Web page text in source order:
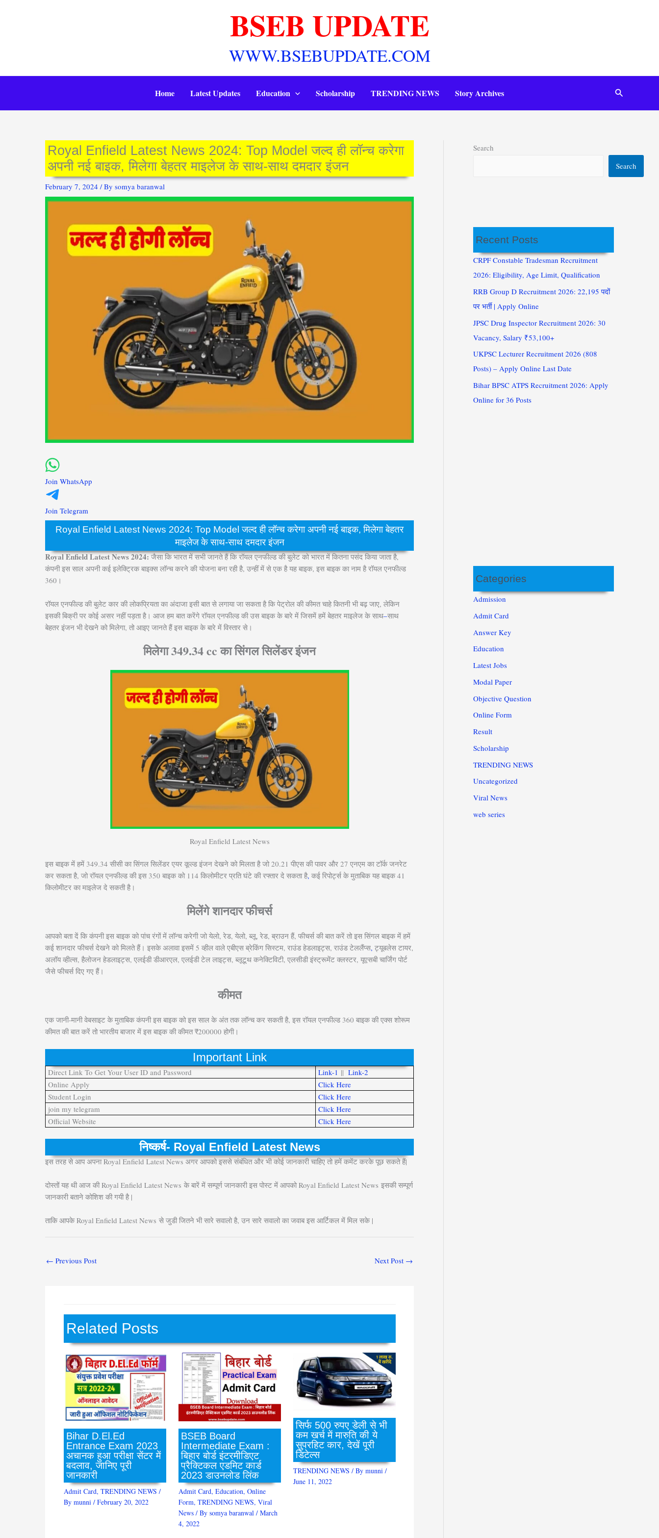
BSEB UPDATE
WWW.BSEBUPDATE.COM
Home Latest Updates Education Scholarship TRENDING NEWS Story Archives Search
Royal Enfield Latest News 2024: Top Model जल्द ही लॉन्च करेगा
अपनी नई बाइक, मिलेगा बेहतर माइलेज के साथ-साथ दमदार इंजन
February 7, 2024 / By somya baranwal
Join WhatsApp
Join Telegram
Royal Enfield Latest News 2024: Top Model जल्द ही लॉन्च करेगा अपनी नई बाइक, मिलेगा बेहतर
माइलेज के साथ-साथ दमदार इंजन
Royal Enfield Latest News 2024:जैसा कि भारत में सभी जानते हैं कि रॉयल एनफील्ड की बुलेट को भारत में कितना पसंद किया जाता है,
कंपनी इस साल अपनी कई इलेक्ट्रिक बाइक्स लॉन्च करने की योजना बना रही है, उन्हीं में से एक है यह बाइक, इस बाइक का नाम है रॉयल एनफील्ड
360।
रॉयल एनफील्ड की बुलेट कार की लोकप्रियता का अंदाजा इसी बात से लगाया जा सकता है कि पेट्रोल की कीमत चाहे कितनी भी बढ़ जाए, लेकिन
इसकी बिक्री पर कोई असर नहीं पड़ता है। आज हम बात करेंगे रॉयल एनफील्ड की उस बाइक के बारे में जिसमें हमें बेहतर माइलेज के साथ–साथ
बेहतर इंजन भी देखने को मिलेगा, तो आइए जानते हैं इस बाइक के बारे में विस्तार से।
मिलेगा 349.34 cc का सिंगल सिलेंडर इंजन
Royal Enfield Latest News
इस बाइक में हमें 349.34 सीसी का सिंगल सिलेंडर एयर कूल्ड इंजन देखने को मिलता है जो 20.21 पीएस की पावर और 27 एनएम का टॉर्क जनरेट
कर सकता है, जो रॉयल एनफील्ड की इस 350 बाइक को 114 किलोमीटर प्रति घंटे की रफ्तार दे सकता है, कई रिपोर्ट्स के मुताबिक यह बाइक 41
किलोमीटर का माइलेज दे सकती है।
मिलेंगे शानदार फीचर्स
आपको बता दें कि कंपनी इस बाइक को पांच रंगों में लॉन्च करेगी जो येलो, रेड, येलो, ब्लू, रेड, ब्राउन हैं, फीचर्स की बात करें तो इस सिंगल बाइक में हमें
कई शानदार फीचर्स देखने को मिलते हैं। इसके अलावा इसमें 5 व्हील वाले एबीएस ब्रेकिंग सिस्टम, राउंड हेडलाइट्स, राउंड टेललैंप्स, ट्यूबलेस टायर,
अलॉय व्हील्स, हैलोजन हेडलाइट्स, एलईडी डीआरएल, एलईडी टेल लाइट्स, ब्लूटूथ कनेक्टिविटी, एलसीडी इंस्ट्रूमेंट क्लस्टर, यूएसबी चार्जिंग पोर्ट
जैसे फीचर्स दिए गए हैं।
कीमत
एक जानी-मानी वेबसाइट के मुताबिक कंपनी इस बाइक को इस साल के अंत तक लॉन्च कर सकती है, इस रॉयल एनफील्ड 360 बाइक की एक्स शोरूम
कीमत की बात करें तो भारतीय बाजार में इस बाइक की कीमत ₹200000 होगी।
Important Link
Direct Link To Get Your User ID and Password Link-1 || Link-2
Online Apply
Click Here
Student Login
Click Here
join my telegram
Click Here
Official Website
Click Here
निष्कर्ष- Royal Enfield Latest News
इस तरह से आप अपना Royal Enfield Latest News अगर आपको इससे संबंधित और भी कोई जानकारी चाहिए तो हमें कमेंट करके पूछ सकते हैं|
दोस्तों यह थी आज की Royal Enfield Latest News के बारें में सम्पूर्ण जानकारी इस पोस्ट में आपको Royal Enfield Latest News इसकी सम्पूर्ण
जानकारी बताने कोशिश की गयी है |
ताकि आपके Royal Enfield Latest News से जुडी जितने भी सारे सवालो है, उन सारे सवालो का जवाब इस आर्टिकल में मिल सके |
← Previous Post Next Post →
Related Posts
Bihar D.El.Ed
Entrance Exam 2023
अचानक हुआ परीक्षा सेंटर में
बदलाव, जानिए पूरी
जानकारी
Admit Card, TRENDING NEWS /
By munni / February 20, 2022
BSEB Board
Intermediate Exam :
बिहार बोर्ड इंटरमीडिएट
प्रैक्टिकल एडमिट कार्ड
2023 डाउनलोड लिंक
Admit Card, Education, Online
Form, TRENDING NEWS, Viral
News/ By somya baranwal / March
4, 2022
सिर्फ 500 रुपए डेली से भी
कम खर्च में मारुति की ये
सुपरहिट कार, देखें पूरी
डिटेल्स
TRENDING NEWS / By munni /
June 11, 2022
Search
Search
Recent Posts
CRPF Constable Tradesman Recruitment
2026: Eligibility, Age Limit, Qualification
RRB Group D Recruitment 2026: 22,195 पदों
पर भर्ती | Apply Online
JPSC Drug Inspector Recruitment 2026: 30
Vacancy, Salary ₹53,100+
UKPSC Lecturer Recruitment 2026 (808
Posts) – Apply Online Last Date
Bihar BPSC ATPS Recruitment 2026: Apply
Online for 36 Posts
Categories
Admission
Admit Card
Answer Key
Education
Latest Jobs
Modal Paper
Objective Question
Online Form
Result
Scholarship
TRENDING NEWS
Uncategorized
Viral News
web series